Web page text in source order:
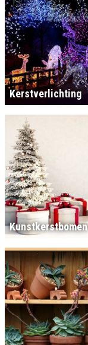
Kerstverlichting
Kunstkerstbomen